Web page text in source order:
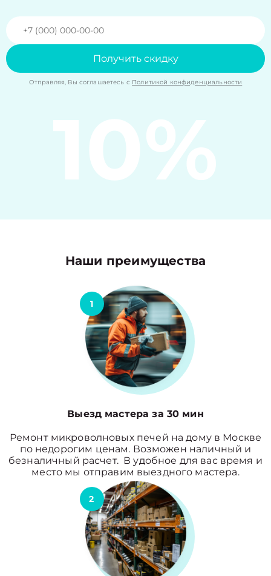
Получить скидку
Отправляя, Вы соглашаетесь с Политикой конфиденциальности
10%
Наши преимущества
1
Выезд мастера за 30 мин
Ремонт микроволновых печей на дому в Москве
по недорогим ценам. Возможен наличный и
безналичный расчет. В удобное для вас время и
место мы отправим выездного мастера.
2